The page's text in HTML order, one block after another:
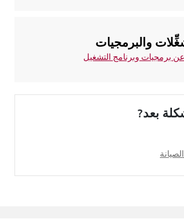
والبرمجيات
برمجيات وبرنامج التشغيل
بعد?